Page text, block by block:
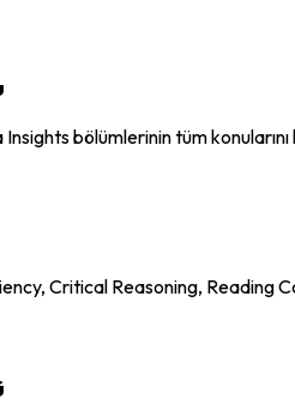
bölümlerinin tüm konularını
Critical Reasoning, Reading